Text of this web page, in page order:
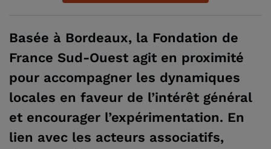
Basée à Bordeaux, la Fondation de
France Sud-Ouest agit en proximité
pour accompagner les dynamiques
locales en faveur de l’intérêt général
et encourager l’expérimentation. En
lien avec les acteurs associatifs,